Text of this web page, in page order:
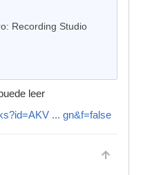
Recording Studio
leer
... gn&f=false